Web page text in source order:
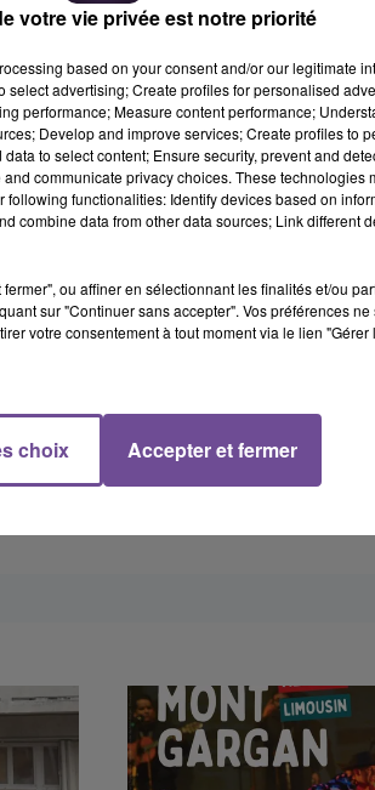
de mouvement de panique car les faits se
son arme à la fête foraine a été contrôlé
votre vie privée est notre priorité
based on your consent and/or our legitimate
advertising; Create profiles for personalised
performance; Measure content performance;
Develop and improve services; Create profiles to
to select content; Ensure security, prevent and
communicate privacy choices. These technologies
functionalities: Identify devices based on
combine data from other data sources; Link different
ou affiner en sélectionnant les finalités et/ou
sur "Continuer sans accepter". Vos préférences
votre consentement à tout moment via le lien
choix Accepter et fermer